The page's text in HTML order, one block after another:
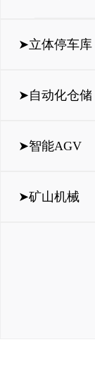
➤立体停车库
➤自动化仓储
➤智能AGV
➤矿山机械